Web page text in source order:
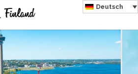
Deutsch